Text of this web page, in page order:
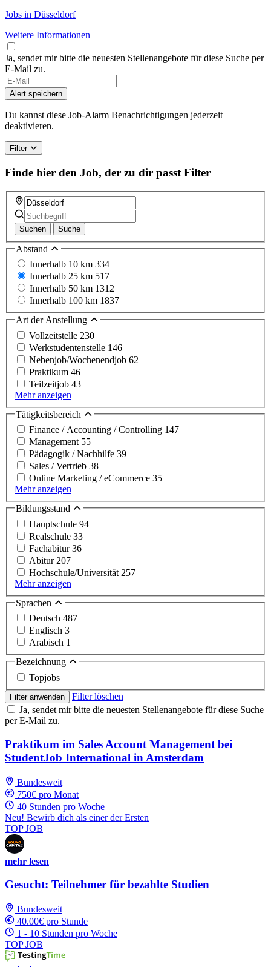
Jobs in Düsseldorf
Weitere Informationen
Ja, sendet mir bitte die neuesten Stellenangebote für diese Suche per
E-Mail zu.
If
you
are
a
human,
this
field
Alert speichern
Du kannst diese Job-Alarm Benachrichtigungen jederzeit
deaktivieren.
Filter
Finde hier den Job, der zu dir passt Filter
Suchen Suche
Abstand
Innerhalb 10 km 334
Innerhalb 25 km 517
Innerhalb 50 km 1312
Innerhalb 100 km 1837
Art der Anstellung
Vollzeitstelle 230
Werkstudentenstelle 146
Nebenjob/Wochenendjob 62
Praktikum 46
Teilzeitjob 43
Mehr anzeigen
Tätigkeitsbereich
Finance / Accounting / Controlling 147
Management 55
Pädagogik / Nachhilfe 39
Sales / Vertrieb 38
Online Marketing / eCommerce 35
Mehr anzeigen
Bildungsstand
Hauptschule 94
Realschule 33
Fachabitur36
Abitur 207
Hochschule/Universität 257
Mehr anzeigen
Sprachen
Deutsch 487
Englisch 3
Arabisch 1
Bezeichnung
Topjobs
Filter anwenden
Filter löschen
Ja, sendet mir bitte die neuesten Stellenangebote für diese Suche
per E-Mail zu.
Praktikum im Sales Account Management bei
StudentJob International in Amsterdam
Bundesweit
750€ pro Monat
40 Stunden pro Woche
Neu! Bewirb dich als einer der Ersten
TOP JOB
mehr lesen
Gesucht: Teilnehmer für bezahlte Studien
Bundesweit
40.00€ pro Stunde
1 - 10 Stunden pro Woche
TOP JOB